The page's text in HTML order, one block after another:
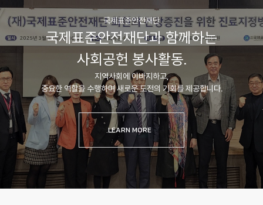
국제표준안전재단
국제표준안전재단과 함께하는
사회공헌 봉사활동.
지역사회에 이바지하고,
중요한 역할을 수행하며 새로운 도전의 기회를 제공합니다.
LEARN MORE